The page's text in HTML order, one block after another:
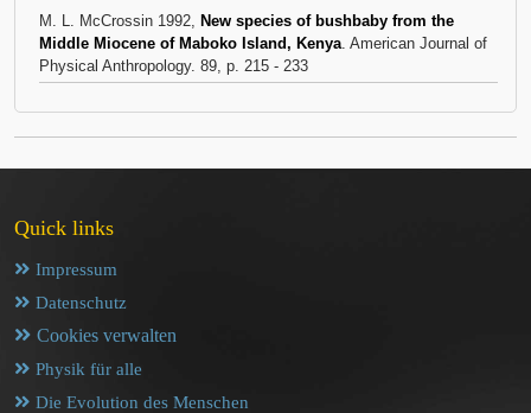
M. L. McCrossin 1992, New species of bushbaby from the
Middle Miocene of Maboko Island, Kenya. American Journal of
Physical Anthropology. 89, p. 215 - 233
Quick links
Impressum
Datenschutz
Cookies verwalten
Physik für alle
Die Evolution des Menschen